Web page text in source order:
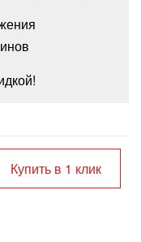
Купить в 1 клик